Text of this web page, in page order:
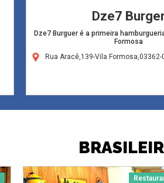
Dze7
Dze7 Burguer é a primeira
Formosa
Rua Aracê,139-Vila Formosa,03362-